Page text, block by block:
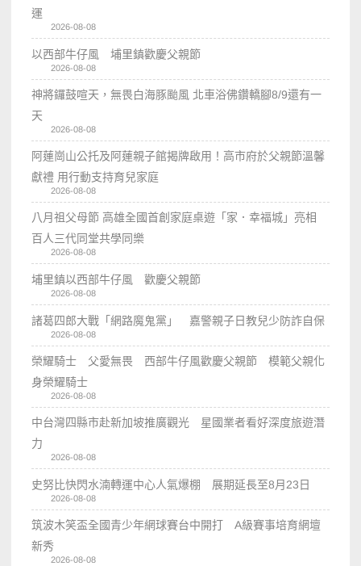
運
2026-08-08
以西部牛仔風 埔里鎮歡慶父親節
2026-08-08
神將鑼鼓喧天，無畏白海豚颱風 北車浴佛鑽轎腳8/9還有一
天
2026-08-08
阿蓮崗山公托及阿蓮親子館揭牌啟用！高市府於父親節溫馨
獻禮 用行動支持育兒家庭
2026-08-08
八月祖父母節 高雄全國首創家庭桌遊「家．幸福城」亮相
百人三代同堂共學同樂
2026-08-08
埔里鎮以西部牛仔風 歡慶父親節
2026-08-08
諸葛四郎大戰「網路魔鬼黨」 嘉警親子日教兒少防詐自保
2026-08-08
榮耀騎士 父愛無畏 西部牛仔風歡慶父親節 模範父親化
身榮耀騎士
2026-08-08
中台灣四縣市赴新加坡推廣觀光 星國業者看好深度旅遊潛
力
2026-08-08
史努比快閃水湳轉運中心人氣爆棚 展期延長至8月23日
2026-08-08
筑波木笑盃全國青少年網球賽台中開打 A級賽事培育網壇
新秀
2026-08-08